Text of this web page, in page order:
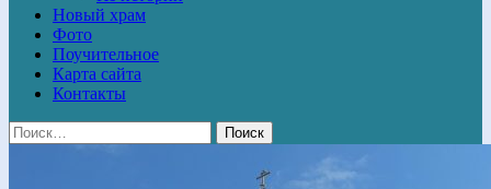
Новый храм
Фото
Поучительное
Карта сайта
Контакты